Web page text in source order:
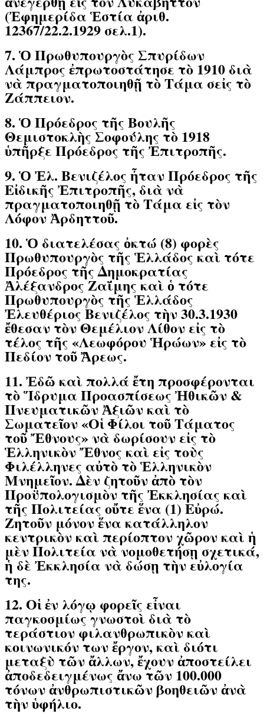
(Ἐφημερίδα Ἑστία ἀριθ.
12367/22.2.1929 σελ.1).
7. Ὁ Πρωθυπουργὸς Σπυρίδων
Λάμπρος ἐπρωτοστάτησε τὸ 1910 διὰ
νὰ πραγματοποιηθῇ τὸ Τάμα σεἰς τὸ
Ζάππειον.
8. Ὁ Πρόεδρος τῆς Βουλῆς
Θεμιστοκλὴς Σοφούλης τὸ 1918
ὑπῆρξε Πρόεδρος τῆς Ἐπιτροπῆς.
9. Ὁ Ἐλ. Βενιζέλος ἦταν Πρόεδρος τῆς
Εἰδικῆς Ἐπιτροπῆς, διὰ νὰ
πραγματοποιηθῇ τὸ Τάμα εἰς τὸν
Λόφον Ἀρδηττοῦ.
10. Ὁ διατελέσας ὀκτώ (8) φορὲς
Πρωθυπουργὸς τῆς Ἑλλάδος καὶ τότε
Πρόεδρος τῆς Δημοκρατίας
Ἀλέξανδρος Ζαΐμης καὶ ὁ τότε
Πρωθυπουργὸς τῆς Ἑλλάδος
Ἐλευθέριος Βενιζέλος τὴν 30.3.1930
ἔθεσαν τὸν Θεμέλιον Λίθον εἰς τὸ
τέλος τῆς «Λεωφόρου Ἡρώων» εἰς τὸ
Πεδίον τοῦ Ἄρεως.
11. Ἐδῶ καὶ πολλά ἔτη προσφέρονται
τὸ Ἵδρυμα Προασπίσεως Ἠθικῶν &
Πνευματικῶν Ἀξιῶν καὶ τὸ
Σωματεῖον «Οἱ Φίλοι τοῦ Τάματος
τοῦ Ἔθνους» νὰ δωρίσουν εἰς τὸ
Ἑλληνικὸν Ἔθνος καὶ εἰς τοὺς
Φιλέλληνες αὐτὸ τὸ Ἑλληνικὸν
Μνημεῖον. Δὲν ζητοῦν ἀπὸ τὸν
Προϋπολογισμὸν τῆς Ἐκκλησίας καὶ
τῆς Πολιτείας οὔτε ἕνα (1) Εὐρώ.
Ζητοῦν μόνον ἕνα κατάλληλον
κεντρικὸν καὶ περίοπτον χῶρον καὶ ἡ
μὲν Πολιτεία νὰ νομοθετήσῃ σχετικά,
ἡ δὲ Ἐκκλησία νὰ δώσῃ τὴν εὐλογία
της.
12. Οἱ ἐν λόγῳ φορεῖς εἶναι
παγκοσμίως γνωστοὶ διὰ τὸ
τεράστιον φιλανθρωπικὸν καὶ
κοινωνικόν των ἔργον, καὶ διότι
μεταξὺ τῶν ἄλλων, ἔχουν ἀποστείλει
ἀποδεδειγμένως ἄνω τῶν 100.000
τόνων ἀνθρωπιστικῶν βοηθειῶν ἀνὰ
τὴν ὑφήλιο.